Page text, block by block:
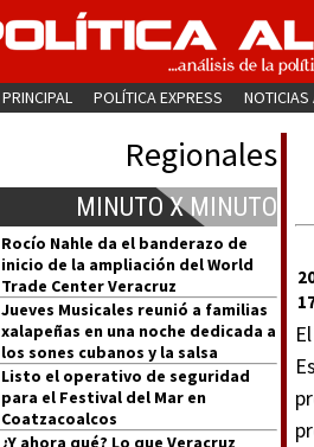
PRINCIPAL POLÍTICA EXPRESS NOTICIAS
Regionales
MINUTO X MINUTO
Rocío Nahle da el banderazo de
inicio de la ampliación del World
Trade Center Veracruz
Jueves Musicales reunió a familias
xalapeñas en una noche dedicada a
los sones cubanos y la salsa
Listo el operativo de seguridad
para el Festival del Mar en
Coatzacoalcos
¿Y ahora qué? Lo que Veracruz